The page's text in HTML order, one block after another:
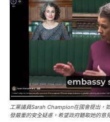
工黨議員Sarah Champion在國會提出，
發嚴重的安全疑慮，希望政府聽取她的意